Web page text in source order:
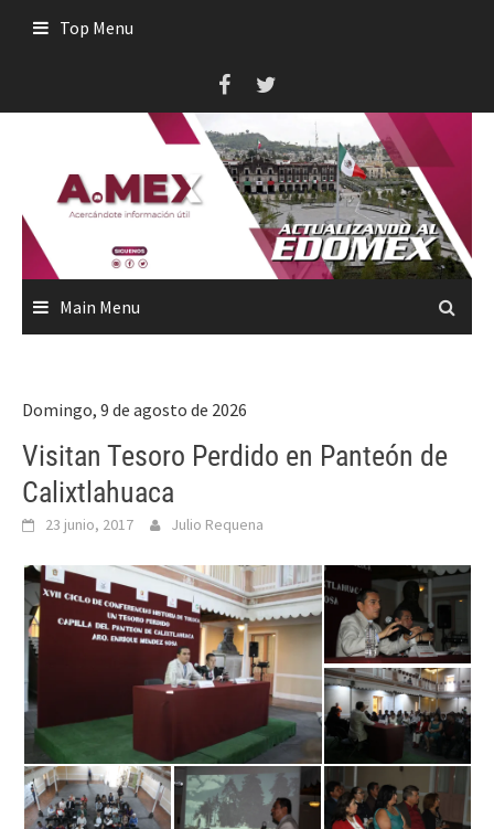
Top Menu
Main Menu
Domingo, 9 de agosto de 2026
Visitan Tesoro Perdido en Panteón de
Calixtlahuaca
23 junio, 2017 Julio Requena